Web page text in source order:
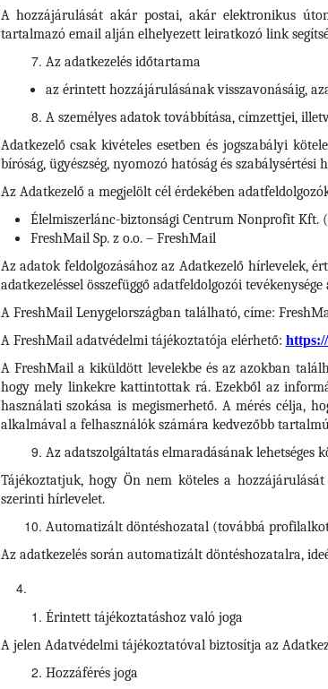
A hozzájárulását akár postai, akár elektronikus
tartalmazó email alján elhelyezett leiratkozó link
Az adatkezelés időtartama
az érintett hozzájárulásának visszavonásáig,
A személyes adatok továbbítása, címzettjei,
Adatkezelő csak kivételes esetben és jogszabályi
bíróság, ügyészség, nyomozó hatóság és
Az Adatkezelő a megjelölt cél érdekében
Élelmiszerlánc-biztonsági Centrum Nonprofit Kft.
FreshMail Sp. z o.o. – FreshMail
Az adatok feldolgozásához az Adatkezelő hírlevelek,
adatkezeléssel összefüggő adatfeldolgozói
A FreshMail Lenygelországban található, címe:
A FreshMail adatvédelmi tájékoztatója elérhető:
A FreshMail a kiküldött levelekbe és az azokban
hogy mely linkekre kattintottak rá. Ezekből az
használati szokása is megismerhető. A mérés célja,
alkalmával a felhasználók számára kedvezőbb
Az adatszolgáltatás elmaradásának lehetséges
Tájékoztatjuk, hogy Ön nem köteles a
szerinti hírlevelet.
Automatizált döntéshozatal (továbbá
Az adatkezelés során automatizált döntéshozatalra,
Érintett tájékoztatáshoz való joga
A jelen Adatvédelmi tájékoztatóval biztosítja az
Hozzáférés joga